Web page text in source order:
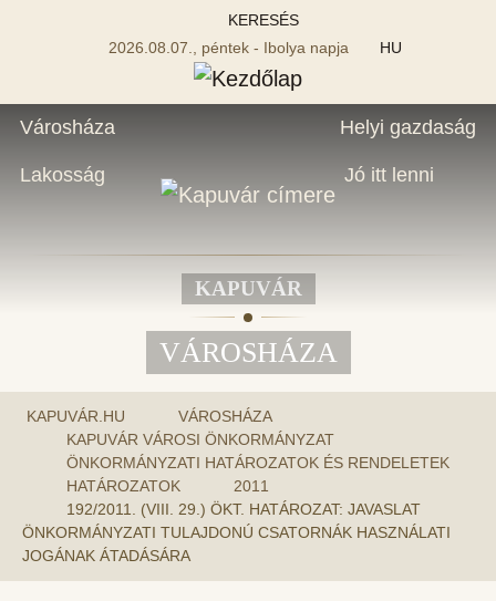
KERESÉS
2026.08.07., péntek - Ibolya napja
HU
Városháza
Lakosság
Helyi gazdaság
Jó itt lenni
KAPUVÁR
VÁROSHÁZA
KAPUVÁR.HU
VÁROSHÁZA
KAPUVÁR VÁROSI ÖNKORMÁNYZAT
ÖNKORMÁNYZATI HATÁROZATOK ÉS RENDELETEK
HATÁROZATOK
2011
192/2011. (VIII. 29.) ÖKT. HATÁROZAT: JAVASLAT
ÖNKORMÁNYZATI TULAJDONÚ CSATORNÁK HASZNÁLATI
JOGÁNAK ÁTADÁSÁRA